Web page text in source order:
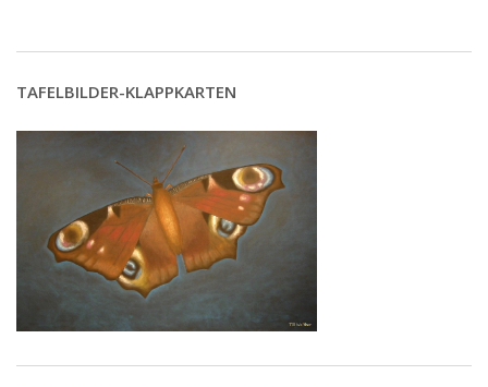
TAFELBILDER-KLAPPKARTEN